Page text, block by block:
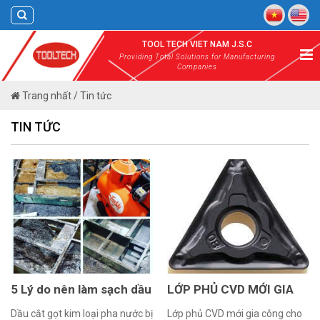
Skip
to
content
TOOL TECH VIET NAM J.S.C
Providing Total Solutions for Manufacturing
Companies
Trang nhất/Tin tức
TIN TỨC
5 Lý do nên làm sạch dầu
cắt gọt kim loại pha nước
Dầu cắt gọt kim loại pha nước bị
LỚP PHỦ CVD MỚI GIA
CÔNG CHO THÉP
Lớp phủ CVD mới gia công cho